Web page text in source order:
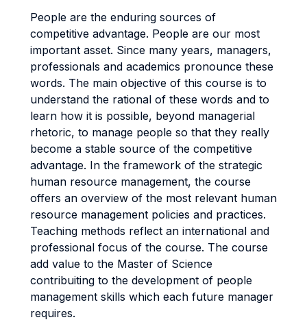
People are the enduring sources of
competitive advantage. People are our most
important asset. Since many years, managers,
professionals and academics pronounce these
words. The main objective of this course is to
understand the rational of these words and to
learn how it is possible, beyond managerial
rhetoric, to manage people so that they really
become a stable source of the competitive
advantage. In the framework of the strategic
human resource management, the course
offers an overview of the most relevant human
resource management policies and practices.
Teaching methods reflect an international and
professional focus of the course. The course
add value to the Master of Science
contribuiting to the development of people
management skills which each future manager
requires.